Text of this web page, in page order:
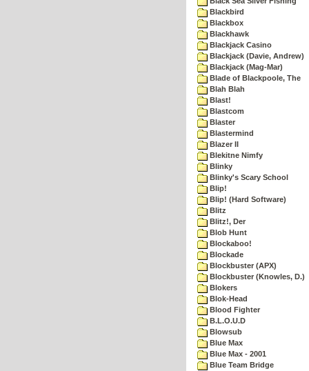
Blackbird
Blackbox
Blackhawk
Blackjack Casino
Blackjack (Davie, Andrew)
Blackjack (Mag-Mar)
Blade of Blackpoole, The
Blah Blah
Blast!
Blastcom
Blaster
Blastermind
Blazer II
Blekitne Nimfy
Blinky
Blinky's Scary School
Blip!
Blip! (Hard Software)
Blitz
Blitz!, Der
Blob Hunt
Blockaboo!
Blockade
Blockbuster (APX)
Blockbuster (Knowles, D.)
Blokers
Blok-Head
Blood Fighter
B.L.O.U.D
Blowsub
Blue Max
Blue Max - 2001
Blue Team Bridge